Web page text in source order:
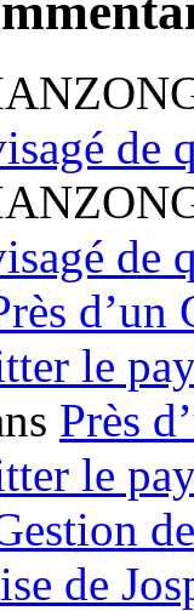
de
de
d’un
le
Près
le
de